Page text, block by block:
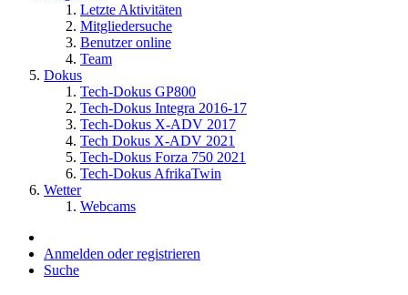
Letzte Aktivitäten
Mitgliedersuche
Benutzer online
Team
Dokus
Tech-Dokus GP800
Tech-Dokus Integra 2016-17
Tech-Dokus X-ADV 2017
Tech Dokus X-ADV 2021
Tech-Dokus Forza 750 2021
Tech-Dokus AfrikaTwin
Wetter
Webcams
Anmelden oder registrieren
Suche